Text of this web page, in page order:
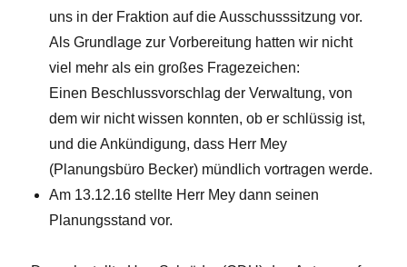
uns in der Fraktion auf die Ausschusssitzung vor.
Als Grundlage zur Vorbereitung hatten wir nicht
viel mehr als ein großes Fragezeichen:
Einen Beschlussvorschlag der Verwaltung, von
dem wir nicht wissen konnten, ob er schlüssig ist,
und die Ankündigung, dass Herr Mey
(Planungsbüro Becker) mündlich vortragen werde.
Am 13.12.16 stellte Herr Mey dann seinen
Planungsstand vor.